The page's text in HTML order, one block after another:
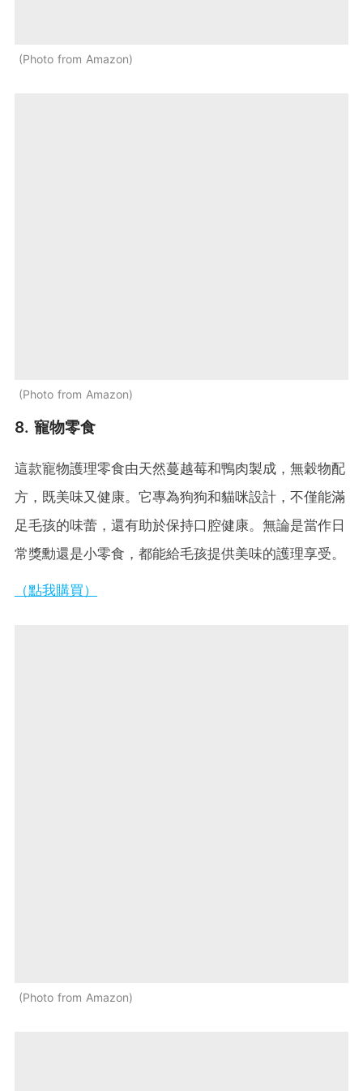
Photo from Amazon
Photo from Amazon
8. 寵物零食
這款寵物護理零食由天然蔓越莓和鴨肉製成，無穀物配
方，既美味又健康。它專為狗狗和貓咪設計，不僅能滿
足毛孩的味蕾，還有助於保持口腔健康。無論是當作日
常獎勳還是小零食，都能給毛孩提供美味的護理享受。
（點我購買）
Photo from Amazon